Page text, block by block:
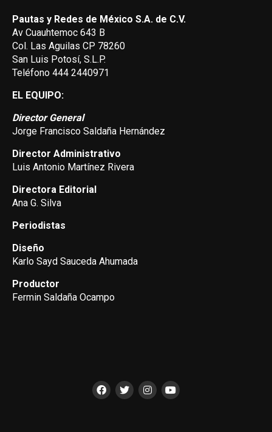
Pautas y Redes de México S.A. de C.V.
Av Cuauhtemoc 643 B
Col. Las Aguilas CP 78260
San Luis Potosí, S.L.P.
Teléfono 444 2440971
EL EQUIPO:
Director General
Jorge Francisco Saldaña Hernández
Director Administrativo
Luis Antonio Martínez Rivera
Directora Editorial
Ana G. Silva
Periodistas
Diseño
Karlo Sayd Sauceda Ahumada
Productor
Fermin Saldaña Ocampo